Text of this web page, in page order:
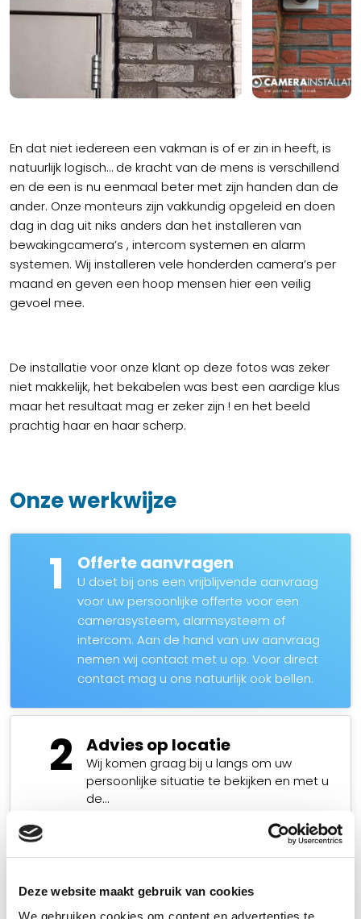
Deze website maakt gebruik van cookies
We gebruiken cookies om content en advertenties te
En dat niet iedereen een vakman is of er zin in heeft, is
natuurlijk logisch… de kracht van de mens is verschillend
en de een is nu eenmaal beter met zijn handen dan de
ander. Onze monteurs zijn vakkundig opgeleid en doen
dag in dag uit niks anders dan het installeren van
bewakingcamera’s , intercom systemen en alarm
systemen. Wij installeren vele honderden camera’s per
maand en geven een hoop mensen hier een veilig
gevoel mee.
De installatie voor onze klant op deze fotos was zeker
niet makkelijk, het bekabelen was best een aardige klus
maar het resultaat mag er zeker zijn ! en het beeld
prachtig haar en haar scherp.
Onze werkwijze
1 Offerte aanvragen
U doet bij ons een vrijblijvende aanvraag
voor uw persoonlijke offerte voor een
camerasysteem, alarmsysteem of
intercom. Aan de hand van uw aanvraag
nemen wij contact met u op. Voor direct
contact mag u ons natuurlijk ook bellen.
2 Advies op locatie
Wij komen graag bij u langs om uw
persoonlijke situatie te bekijken en met u
de…
3 Montage camera’s
Het beveiligingssysteem zal door onze